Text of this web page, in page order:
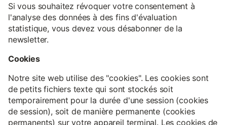
Si vous souhaitez révoquer votre consentement à
l'analyse des données à des fins d'évaluation
statistique, vous devez vous désabonner de la
newsletter.
Cookies
Notre site web utilise des "cookies". Les cookies sont
de petits fichiers texte qui sont stockés soit
temporairement pour la durée d'une session (cookies
de session), soit de manière permanente (cookies
permanents) sur votre appareil terminal. Les cookies de